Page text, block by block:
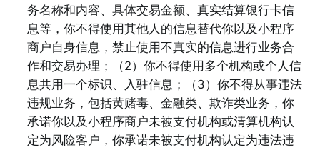
务名称和内容、具体交易金额、真实结算银行卡信
息等，你不得使用其他人的信息替代你以及小程序
商户自身信息，禁止使用不真实的信息进行业务合
作和交易办理；（2）你不得使用多个机构或个人信
息共用一个标识、入驻信息；（3）你不得从事违法
违规业务，包括黄赌毒、金融类、欺诈类业务，你
承诺你以及小程序商户未被支付机构或清算机构认
定为风险客户，你承诺未被支付机构认定为违法违